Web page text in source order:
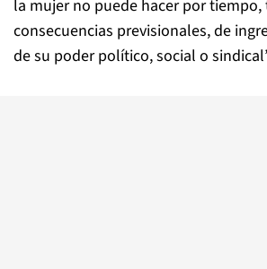
la mujer no puede hacer por tiempo,
consecuencias previsionales, de
de su poder político, social o